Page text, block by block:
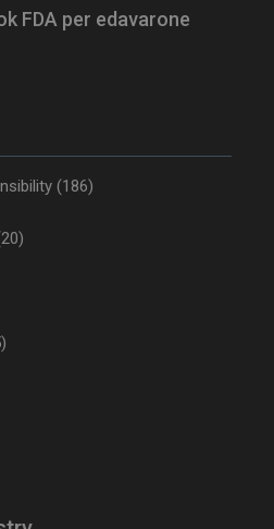
FDA per edavarone
(186)